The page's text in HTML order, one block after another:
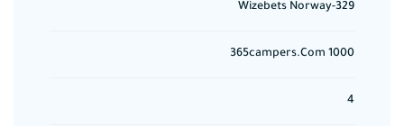
329-Wizebets Norway
365campers.com 1000
4